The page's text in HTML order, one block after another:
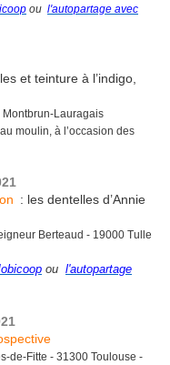
ou l'autopartage avec
et teinture à l’indigo,
Lauragais
moulin, à l’occasion des
: les dentelles d’Annie
Berteaud - 19000 Tulle
ou l'autopartage
de-Fitte - 31300 Toulouse -